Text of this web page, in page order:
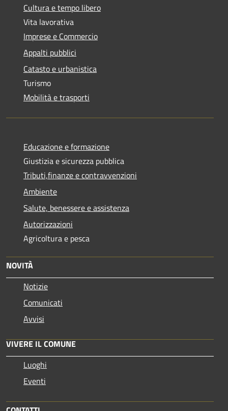
Cultura e tempo libero
Vita lavorativa
Imprese e Commercio
Appalti pubblici
Catasto e urbanistica
Turismo
Mobilità e trasporti
Educazione e formazione
Giustizia e sicurezza pubblica
Tributi,finanze e contravvenzioni
Ambiente
Salute, benessere e assistenza
Autorizzazioni
Agricoltura e pesca
NOVITÀ
Notizie
Comunicati
Avvisi
VIVERE IL COMUNE
Luoghi
Eventi